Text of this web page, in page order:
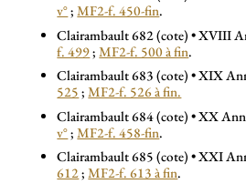
v°;MF2-f. 450-fin.
Clairambault 682 (cote) • XVIII
f. 499;MF2-f. 500 à fin.
Clairambault 683 (cote) • XIX
525 ;MF2-f. 526 à fin.
Clairambault 684 (cote) • XX
v°;MF2-f. 458-fin.
Clairambault 685 (cote) • XXI
612;MF2-f. 613 à fin.